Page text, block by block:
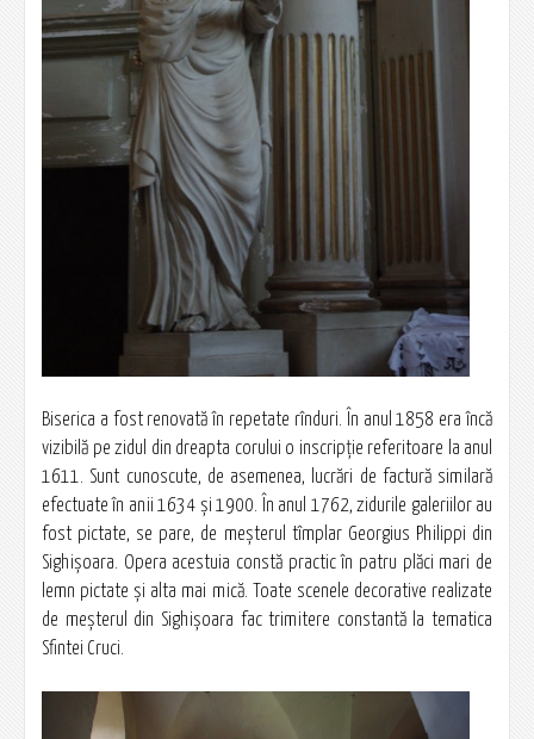
Biserica a fost renovată în repetate rînduri. În anul 1858 era încă
vizibilă pe zidul din dreapta corului o inscripţie referitoare la anul
1611. Sunt cunoscute, de asemenea, lucrări de factură similară
efectuate în anii 1634 şi 1900. În anul 1762, zidurile galeriilor au
fost pictate, se pare, de meşterul tîmplar Georgius Philippi din
Sighişoara. Opera acestuia constă practic în patru plăci mari de
lemn pictate şi alta mai mică. Toate scenele decorative realizate
de meşterul din Sighişoara fac trimitere constantă la tematica
Sfintei Cruci.